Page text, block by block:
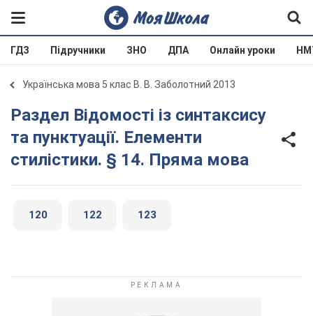
ГДЗ Підручники ЗНО ДПА Онлайн уроки
Українська мова 5 клас В. В. Заболотний 2013
Раздел Відомості із синтаксису
та пунктуації. Елементи
стилістики. § 14. Пряма мова
120 122 123